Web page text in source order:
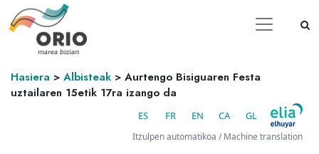
Hasiera > Albisteak > Aurtengo Bisiguaren Festa
uztailaren 15etik 17ra izango da
ES FR EN CA GL
Itzulpen automatikoa / Machine translation